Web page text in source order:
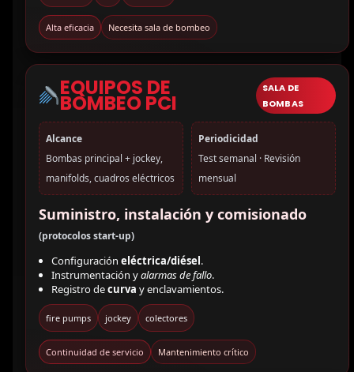
Alta eficacia Necesita sala de bombeo
EQUIPOS DE
BOMBEO PCI
SALA DE
BOMBAS
Alcance
Bombas principal + jockey,
manifolds, cuadros eléctricos
Periodicidad
Test semanal · Revisión
mensual
Suministro, instalación y comisionado
(protocolos start-up)
Configuración eléctrica/diésel.
Instrumentación yalarmas de fallo.
Registro decurva y enclavamientos.
fire pumps jockey colectores
Continuidad de servicio Mantenimiento crítico